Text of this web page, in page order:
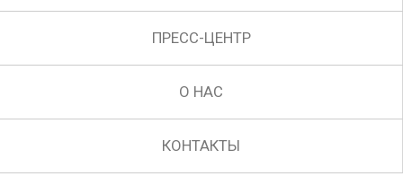
ПРЕСС-ЦЕНТР
О НАС
КОНТАКТЫ